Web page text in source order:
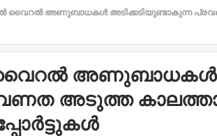
വൈറല്‍ അണുബാധകള്‍ അടിക്കടിയുണ്ടാകുന്ന
വൈറല്‍ അണുബാധകള്‍
അടുത്ത